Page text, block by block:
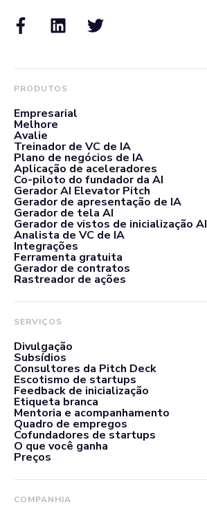
PRODUTOS
Empresarial
Melhore
Avalie
Treinador de VC de IA
Plano de negócios de IA
Aplicação de aceleradores
Co-piloto do fundador da AI
Gerador AI Elevator Pitch
Gerador de apresentação de IA
Gerador de tela AI
Gerador de vistos de inicialização AI
Analista de VC de IA
Integrações
Ferramenta gratuita
Gerador de contratos
Rastreador de ações
SERVIÇOS
Divulgação
Subsídios
Consultores da Pitch Deck
Escotismo de startups
Feedback de inicialização
Etiqueta branca
Mentoria e acompanhamento
Quadro de empregos
Cofundadores de startups
O que você ganha
Preços
COMPANHIA